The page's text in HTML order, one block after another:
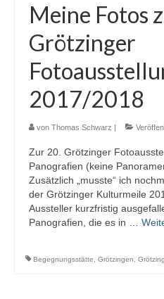
Meine Fotos
Grötzinger
2017/2018
von Thomas Schwarz |
Zur 20. Grötzinger
Panografien (keine
Zusätzlich „musste“ ich
der Grötzinger Kulturmeile
Aussteller kurzfristig
Panografien, die es in …
Begegnungsstätte Grötzingen